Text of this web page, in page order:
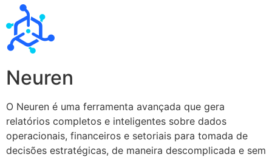
Neuren
O Neuren é uma ferramenta avançada que gera
relatórios completos e inteligentes sobre dados
operacionais, financeiros e setoriais para tomada de
decisões estratégicas, de maneira descomplicada e sem